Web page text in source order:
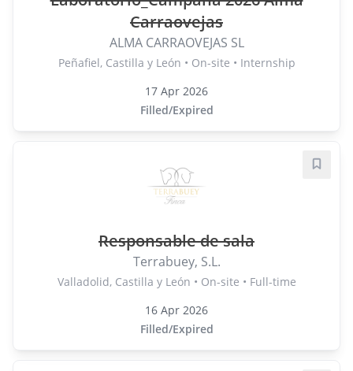
Carraovejas
ALMA CARRAOVEJAS SL
Peñafiel, Castilla y León • On-site • Internship
17 Apr 2026
Filled/Expired
Responsable de sala
Terrabuey, S.L.
Valladolid, Castilla y León • On-site • Full-time
16 Apr 2026
Filled/Expired
Save